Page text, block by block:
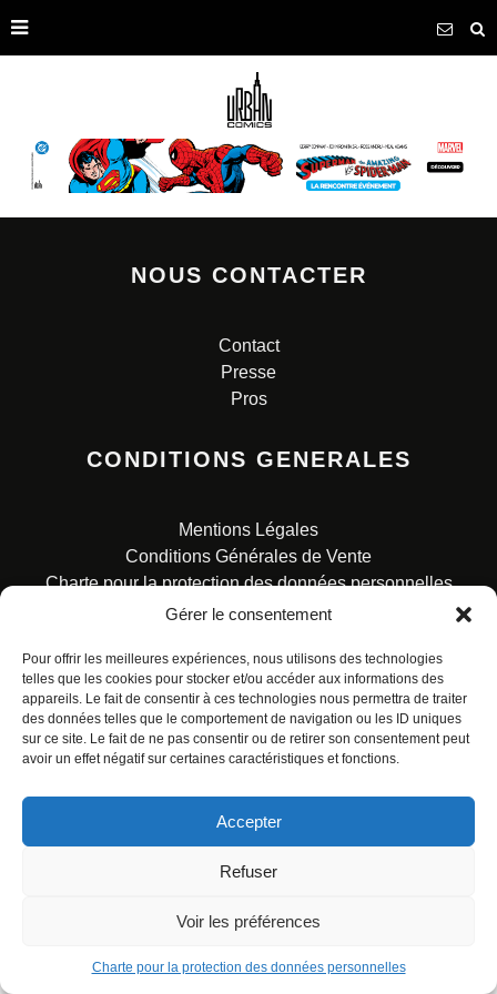
Gérer le consentement
Pour offrir les meilleures expériences, nous utilisons des technologies
telles que les cookies pour stocker et/ou accéder aux informations des
appareils. Le fait de consentir à ces technologies nous permettra de traiter
des données telles que le comportement de navigation ou les ID uniques
sur ce site. Le fait de ne pas consentir ou de retirer son consentement peut
avoir un effet négatif sur certaines caractéristiques et fonctions.
Accepter
Refuser
Voir les préférences
Charte pour la protection des données personnelles
NOUS CONTACTER
Contact
Presse
Pros
CONDITIONS GENERALES
Mentions Légales
Conditions Générales de Vente
Charte pour la protection des données personnelles
© ALL RIGHTS RESERVED. URBAN COMICS POUR LES
ÉDITIONS FRANÇAISES.